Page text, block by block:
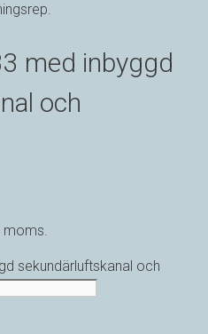
med inbyggd
och
sekundärluftskanal och